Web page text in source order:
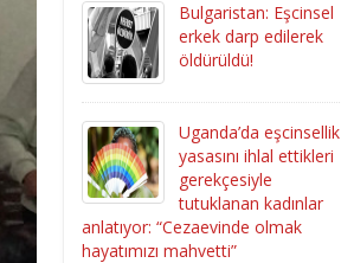
Bulgaristan: Eşcinsel
erkek darp edilerek
öldürüldü!
Uganda’da eşcinsellik
yasasını ihlal ettikleri
gerekçesiyle
tutuklanan kadınlar
anlatıyor: “Cezaevinde olmak
hayatımızı mahvetti”